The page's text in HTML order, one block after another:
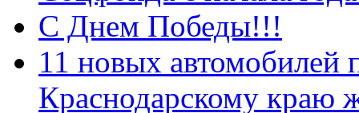
С Днем Победы!!!
11 новых автомобилей
Краснодарскому краю